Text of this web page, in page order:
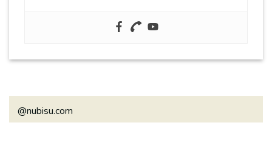
@nubisu.com